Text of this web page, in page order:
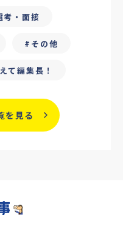
#デイワーク
#面接
#面接評価シート
#業界別
#リーダーシップ
#学歴フィルター
考・面接
その他
て編集長！
を見る